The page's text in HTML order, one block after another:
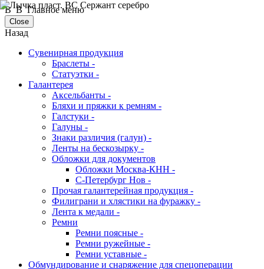
В В Главное меню
Close
Назад
Сувенирная продукция
Браслеты -
Статуэтки -
Галантерея
Аксельбанты -
Бляхи и пряжки к ремням -
Галстуки -
Галуны -
Знаки различия (галун) -
Ленты на бескозырку -
Обложки для документов
Обложки Москва-КНН -
С-Петербург Нов -
Прочая галантерейная продукция -
Филиграни и хлястики на фуражку -
Лента к медали -
Ремни
Ремни поясные -
Ремни ружейные -
Ремни уставные -
Обмундирование и снаряжение для спецоперации